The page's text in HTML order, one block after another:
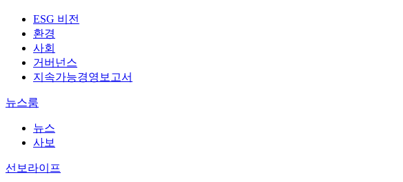
ESG 비전
환경
사회
거버넌스
지속가능경영보고서
뉴스룸
뉴스
사보
선보라이프